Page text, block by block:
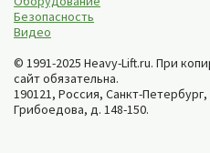
Безопасность
Видео
© 1991-2025 Heavy-Lift.ru. При
сайт обязательна.
190121, Россия, Санкт-Петербург,
Грибоедова, д. 148-150.